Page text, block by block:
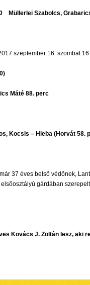
Szabolcs,
szeptember 16. szombat
Máté 88. perc
Kocsis – Hleba (Horvát
37 éves belsõ védõnek,
gárdában
Kovács J. Zoltán lesz,